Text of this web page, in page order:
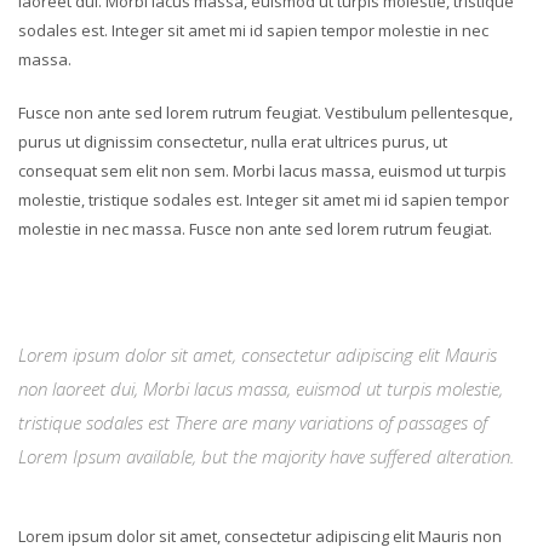
sodales est. Integer sit amet mi id sapien tempor molestie in nec
massa.
Fusce non ante sed lorem rutrum feugiat. Vestibulum pellentesque,
purus ut dignissim consectetur, nulla erat ultrices purus, ut
consequat sem elit non sem. Morbi lacus massa, euismod ut turpis
molestie, tristique sodales est. Integer sit amet mi id sapien tempor
molestie in nec massa. Fusce non ante sed lorem rutrum feugiat.
Lorem ipsum dolor sit amet, consectetur adipiscing elit Mauris
non laoreet dui, Morbi lacus massa, euismod ut turpis molestie,
tristique sodales est There are many variations of passages of
Lorem Ipsum available, but the majority have suffered alteration.
Lorem ipsum dolor sit amet, consectetur adipiscing elit Mauris non